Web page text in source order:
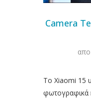
Camera
απο
To Xiaomi 15
φωτογραφικά